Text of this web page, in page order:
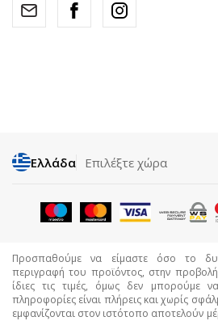
Ελλάδα Επιλέξτε χώρα
Προσπαθούμε να είμαστε όσο το
περιγραφή του προϊόντος, στην
ίδιες τις τιμές, όμως δεν μπορούμε
πληροφορίες είναι πλήρεις και χωρίς
εμφανίζονται στον ιστότοπο αποτελούν